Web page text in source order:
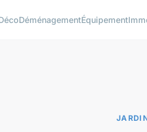
DéménagementÉquipement